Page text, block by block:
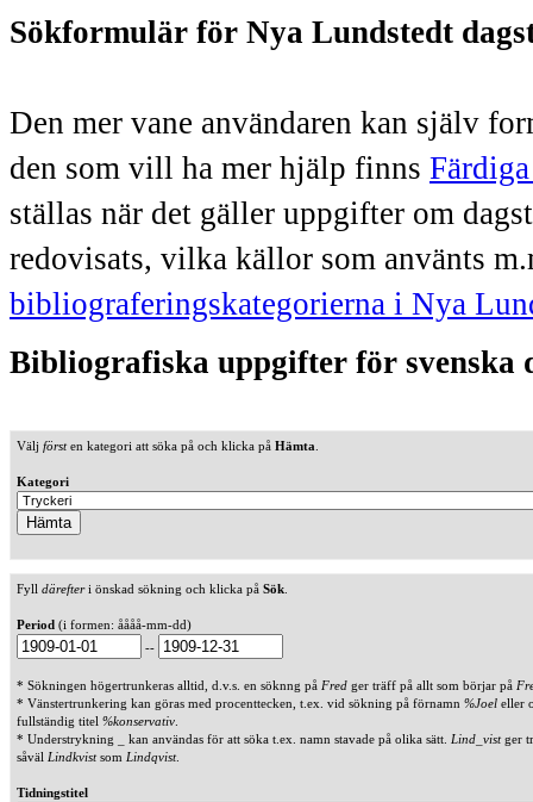
Sökformulär för Nya Lundstedt
Den mer vane användaren kan själv
den som vill ha mer hjälp finns
ställas när det gäller uppgifter om
redovisats, vilka källor som använts
bibliograferingskategorierna i Nya
Bibliografiska uppgifter för svenska
Välj försten kategori att söka på och klicka på Hämta
Kategori
Fyll därefteri önskad sökning och klicka på Sök
Period (i formen: åååå-mm-dd)
--
* Sökningen högertrunkeras alltid, d.v.s. en söknng på Fred ger träff på allt som börjar på
* Vänstertrunkering kan göras med procenttecken, t.ex. vid sökning på förnamn %Joel eller
fullständig titel %konservativ
* Understrykning _ kan användas för att söka t.ex. namn stavade på olika sätt. Lind_vistger
såväl Lindkvistsom Lindqvist.
Tidningstitel